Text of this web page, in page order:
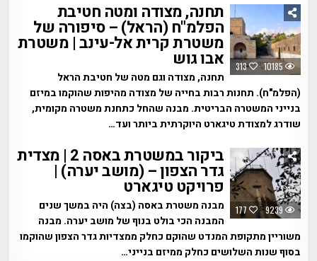
313 10185
תחנה, מצודה ומטה חטיבת
הפלמ"ח (הראל) – סיפורה של
משטרת קרית אל-עינב | משטרת
אבו גוש
תחנה, מצודה וגם מטה של חטיבת הראל
(הפלמ"ח). תחנות רבות בחייה של מצודה מהיפות שהוקמו במיזם
בנייני המשטרה הבריטית. מבנה שהחל כתחנת משטרה מקומית,
שודרג למצודת טיגארט היוקרתית ביותר ועד…
177 9239
ביקור במשטרת באסה 2 | מצדית
גדר הצפון – (מושב יערה) |
פרויקט טיגארט
מבנה משטרת באסה (בצה) היה במשך שנים
המבנה הכי בולט בנוף של מושב יערה. מבנה
משוריין מתקופת המנדט שהוקם כחלק ממצדיות גדר הצפון שהוקמו
בסוף שנות השלושים כחלק ממיזם בנייני…